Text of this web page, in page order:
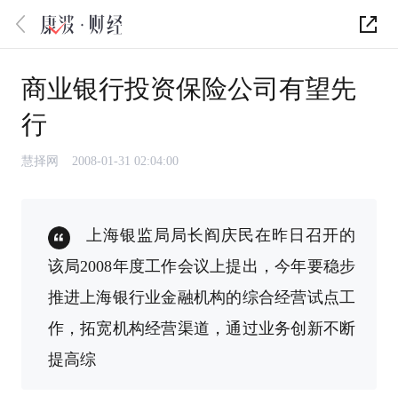
商业银行投资保险公司有望先
行
慧择网 2008-01-31 02:04:00
上海银监局局长阎庆民在昨日召开的
该局2008年度工作会议上提出，今年要稳步
推进上海银行业金融机构的综合经营试点工
作，拓宽机构经营渠道，通过业务创新不断
提高综